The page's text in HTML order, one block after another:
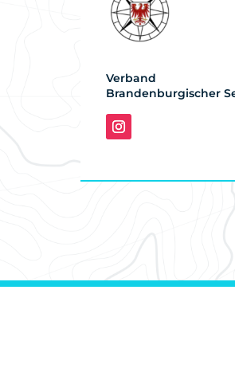
Verband
Brandenburgischer